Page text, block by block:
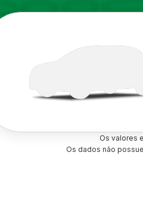
Os valores
Os dados não